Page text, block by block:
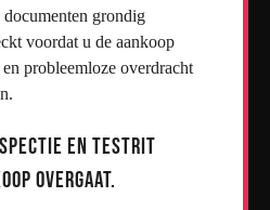
grondig
voordat u de aankoop
probleemloze overdracht
en testrit
overgaat.